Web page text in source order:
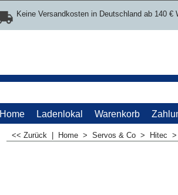
Keine Versandkosten in Deutschland ab 140 €
Home Ladenlokal Warenkorb
<< Zurück Home > Servos & Co > Hitec >